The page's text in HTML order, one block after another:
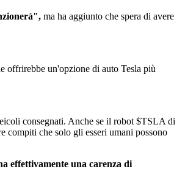
ma ha aggiunto che spera di avere
offrirebbe un'opzione di auto Tesla più
consegnati. Anche se il robot $TSLA di
compiti che solo gli esseri umani possono
effettivamente una carenza di